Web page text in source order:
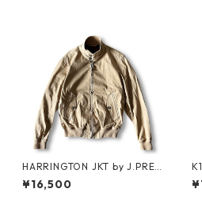
HARRINGTON JKT by J.PRES
S
¥16,500